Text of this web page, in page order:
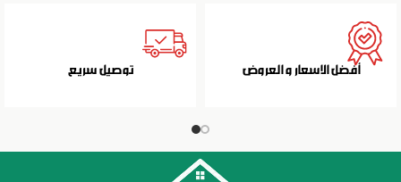
أفضل الاسعار و العروض توصيل سريع